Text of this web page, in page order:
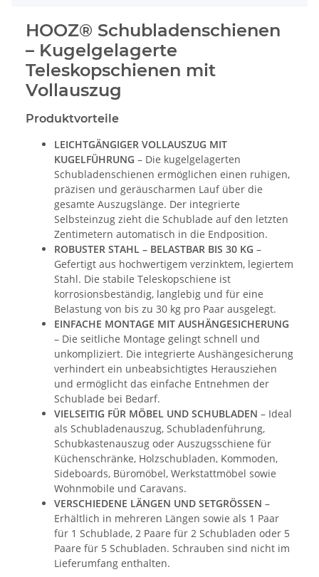
HOOZ® Schubladenschienen
– Kugelgelagerte
Teleskopschienen mit
Vollauszug
Produktvorteile
LEICHTGÄNGIGER VOLLAUSZUG MIT
KUGELFÜHRUNG – Die kugelgelagerten
Schubladenschienen ermöglichen einen ruhigen,
präzisen und geräuscharmen Lauf über die
gesamte Auszugslänge. Der integrierte
Selbsteinzug zieht die Schublade auf den letzten
Zentimetern automatisch in die Endposition.
ROBUSTER STAHL – BELASTBAR BIS 30 KG –
Gefertigt aus hochwertigem verzinktem, legiertem
Stahl. Die stabile Teleskopschiene ist
korrosionsbeständig, langlebig und für eine
Belastung von bis zu 30 kg pro Paar ausgelegt.
EINFACHE MONTAGE MIT AUSHÄNGESICHERUNG
– Die seitliche Montage gelingt schnell und
unkompliziert. Die integrierte Aushängesicherung
verhindert ein unbeabsichtigtes Herausziehen
und ermöglicht das einfache Entnehmen der
Schublade bei Bedarf.
VIELSEITIG FÜR MÖBEL UND SCHUBLADEN – Ideal
als Schubladenauszug, Schubladenführung,
Schubkastenauszug oder Auszugsschiene für
Küchenschränke, Holzschubladen, Kommoden,
Sideboards, Büromöbel, Werkstattmöbel sowie
Wohnmobile und Caravans.
VERSCHIEDENE LÄNGEN UND SETGRÖSSEN –
Erhältlich in mehreren Längen sowie als 1 Paar
für 1 Schublade, 2 Paare für 2 Schubladen oder 5
Paare für 5 Schubladen. Schrauben sind nicht im
Lieferumfang enthalten.